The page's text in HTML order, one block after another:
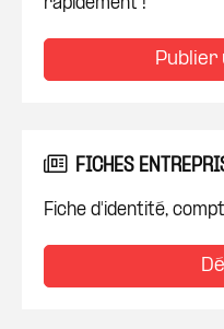
rapidement !
Publier
FICHES
Fiche d'identité,